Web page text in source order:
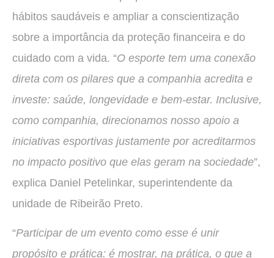
hábitos saudáveis e ampliar a conscientização
sobre a importância da proteção financeira e do
cuidado com a vida. “O esporte tem uma conexão
direta com os pilares que a companhia acredita e
investe: saúde, longevidade e bem-estar. Inclusive,
como companhia, direcionamos nosso apoio a
iniciativas esportivas justamente por acreditarmos
no impacto positivo que elas geram na sociedade”,
explica Daniel Petelinkar, superintendente da
unidade de Ribeirão Preto.
“Participar de um evento como esse é unir
propósito e prática: é mostrar, na prática, o que a